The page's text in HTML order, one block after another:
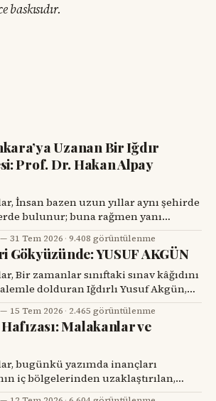
Uzanan Bir Iğdır
Prof. Dr. Hakan Alpay
bulunur; buna rağmen yanı
bir hemşehrisini tanımak için bir
zorunda kalır. Prof. Dr. Hakan Alpay
oldu. Onu ilk gördüğümde,
başarılı bir diş hekimi, bilim insanı ve
31 Tem 2026 ·9.408 görüntülenme
YUSUF AKGÜN
dolduran Iğdırlı Yusuf Akgün,
Türkiye’nin millî muharip uçağı
yuvalarından dünya spor
atölyelerinden TUSAŞ hangarlarına
bir başarı hikâyesi değil; insanın
verdiği büyük mücadelenin adıdır.
15 Tem 2026 · 2.465 görüntülenme
Hafızası: Malakanlar ve
bugünkü yazımda inançları
iç bölgelerinden uzaklaştırılan,
toprağa kök salan ve tarihin başka